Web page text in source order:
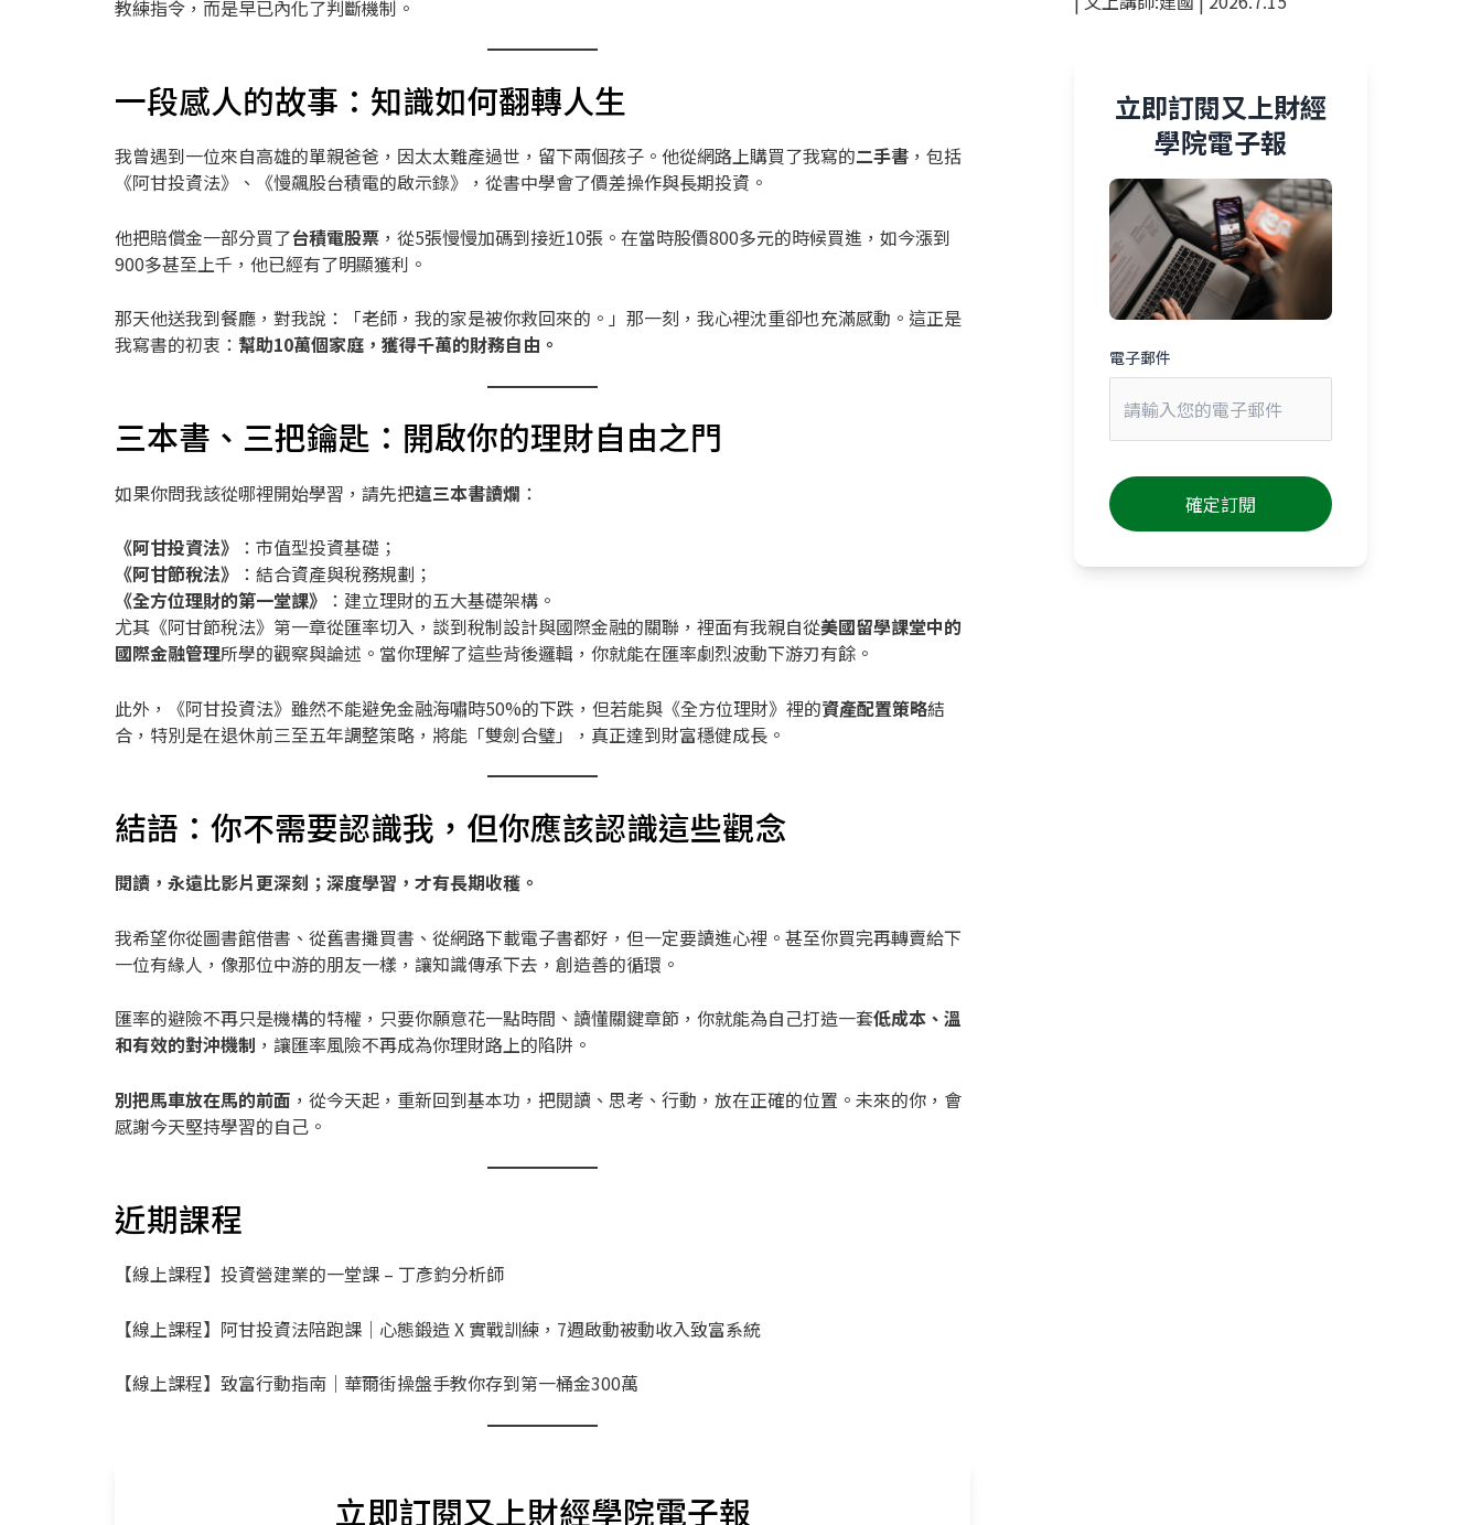
教練指令，而是早已內化了判斷機制。
一段感人的故事：知識如何翻轉人生
我曾遇到一位來自高雄的單親爸爸，因太太難產過世，留下兩個孩子。他從網路上購買了我寫的二手書 ，包括
《阿甘投資法》、《慢飆股台積電的啟示錄》，從書中學會了價差操作與長期投資。
他把賠償金一部分買了台積電股票 ，從5張慢慢加碼到接近10張。在當時股價800多元的時候買進，如今漲到
900多甚至上千，他已經有了明顯獲利。
那天他送我到餐廳，對我說：「老師，我的家是被你救回來的。」那一刻，我心裡沈重卻也充滿感動。這正是
我寫書的初衷： 幫助10萬個家庭，獲得千萬的財務自由。
三本書、三把鑰匙：開啟你的理財自由之門
如果你問我該從哪裡開始學習，請先把這三本書讀爛 ：
《阿甘投資法》
：市值型投資基礎；
《阿甘節稅法》
：結合資產與稅務規劃；
《全方位理財的第一堂課》
：建立理財的五大基礎架構。
尤其《阿甘節稅法》第一章從匯率切入，談到稅制設計與國際金融的關聯，裡面有我親自從美國留學課堂中的
國際金融管理所學的觀察與論述。當你理解了這些背後邏輯，你就能在匯率劇烈波動下游刃有餘。
此外，《阿甘投資法》雖然不能避免金融海嘯時50%的下跌，但若能與《全方位理財》裡的資產配置策略結
合，特別是在退休前三至五年調整策略，將能「雙劍合璧」，真正達到財富穩健成長。
結語：你不需要認識我，但你應該認識這些觀念
閱讀，永遠比影片更深刻；深度學習，才有長期收穫。
我希望你從圖書館借書、從舊書攤買書、從網路下載電子書都好，但一定要讀進心裡。甚至你買完再轉賣給下
一位有緣人，像那位中游的朋友一樣，讓知識傳承下去，創造善的循環。
匯率的避險不再只是機構的特權，只要你願意花一點時間、讀懂關鍵章節，你就能為自己打造一套低成本、溫
和有效的對沖機制 ，讓匯率風險不再成為你理財路上的陷阱。
別把馬車放在馬的前面 ，從今天起，重新回到基本功，把閱讀、思考、行動，放在正確的位置。未來的你，會
感謝今天堅持學習的自己。
近期課程
【線上課程】投資營建業的一堂課 – 丁彥鈞分析師
【線上課程】阿甘投資法陪跑課｜心態鍛造 X 實戰訓練，7週啟動被動收入致富系統
【線上課程】致富行動指南｜華爾街操盤手教你存到第一桶金300萬
立即訂閱又上財經學院電子報
立即訂閱又上財經
學院電子報
電子郵件